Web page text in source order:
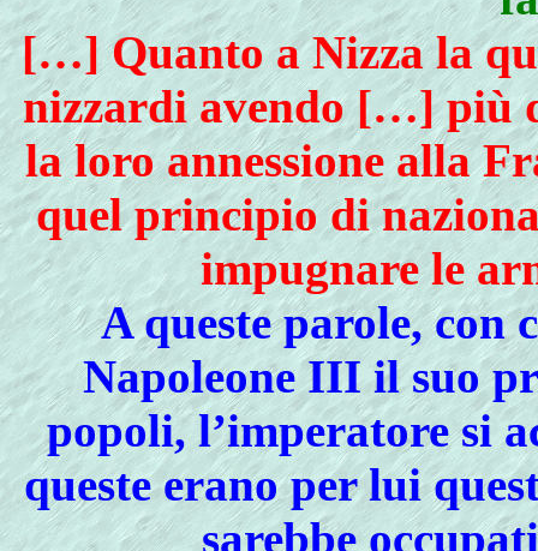
[…] Quanto a Nizza la
nizzardi avendo […] più
la loro annessione alla
quel principio di
impugnare le
A queste parole,
Napoleone III il suo
popoli, l’imperatore si
queste erano per lui
sarebbe